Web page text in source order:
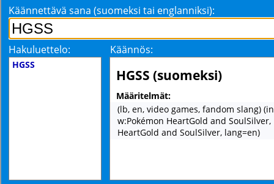
Käännettävä sana (suomeksi tai englanniksi):
Hakuluettelo: Käännös:
HGSS
HGSS (suomeksi)
Määritelmät:
(lb, en, video games, fandom slang)
w:Pokémon HeartGold and SoulSilver,
HeartGold and SoulSilver, lang=en)